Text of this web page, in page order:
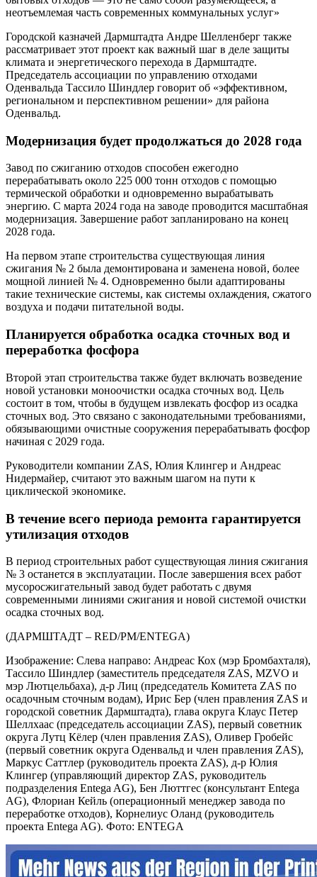
неотъемлемая часть современных коммунальных услуг»
Городской казначей Дармштадта Андре Шелленберг также
рассматривает этот проект как важный шаг в деле защиты
климата и энергетического перехода в Дармштадте.
Председатель ассоциации по управлению отходами
Оденвальда Тассило Шиндлер говорит об «эффективном,
региональном и перспективном решении» для района
Оденвальд.
Модернизация будет продолжаться до 2028 года
Завод по сжиганию отходов способен ежегодно
перерабатывать около 225 000 тонн отходов с помощью
термической обработки и одновременно вырабатывать
энергию. С марта 2024 года на заводе проводится масштабная
модернизация. Завершение работ запланировано на конец
2028 года.
На первом этапе строительства существующая линия
сжигания № 2 была демонтирована и заменена новой, более
мощной линией № 4. Одновременно были адаптированы
такие технические системы, как системы охлаждения, сжатого
воздуха и подачи питательной воды.
Планируется обработка осадка сточных вод и
переработка фосфора
Второй этап строительства также будет включать возведение
новой установки моноочистки осадка сточных вод. Цель
состоит в том, чтобы в будущем извлекать фосфор из осадка
сточных вод. Это связано с законодательными требованиями,
обязывающими очистные сооружения перерабатывать фосфор
начиная с 2029 года.
Руководители компании ZAS, Юлия Клингер и Андреас
Нидермайер, считают это важным шагом на пути к
циклической экономике.
В течение всего периода ремонта гарантируется
утилизация отходов
В период строительных работ существующая линия сжигания
№ 3 останется в эксплуатации. После завершения всех работ
мусоросжигательный завод будет работать с двумя
современными линиями сжигания и новой системой очистки
осадка сточных вод.
(ДАРМШТАДТ – RED/PM/ENTEGA)
Изображение: Слева направо: Андреас Кох (мэр Бромбахталя),
Тассило Шиндлер (заместитель председателя ZAS, MZVO и
мэр Лютцельбаха), д-р Лиц (председатель Комитета ZAS по
осадочным сточным водам), Ирис Бер (член правления ZAS и
городской советник Дармштадта), глава округа Клаус Петер
Шеллхаас (председатель ассоциации ZAS), первый советник
округа Лутц Кёлер (член правления ZAS), Оливер Гробейс
(первый советник округа Оденвальд и член правления ZAS),
Маркус Саттлер (руководитель проекта ZAS), д-р Юлия
Клингер (управляющий директор ZAS, руководитель
подразделения Entega AG), Бен Люттгес (консультант Entega
AG), Флориан Кейль (операционный менеджер завода по
переработке отходов), Корнелиус Оланд (руководитель
проекта Entega AG). Фото: ENTEGA